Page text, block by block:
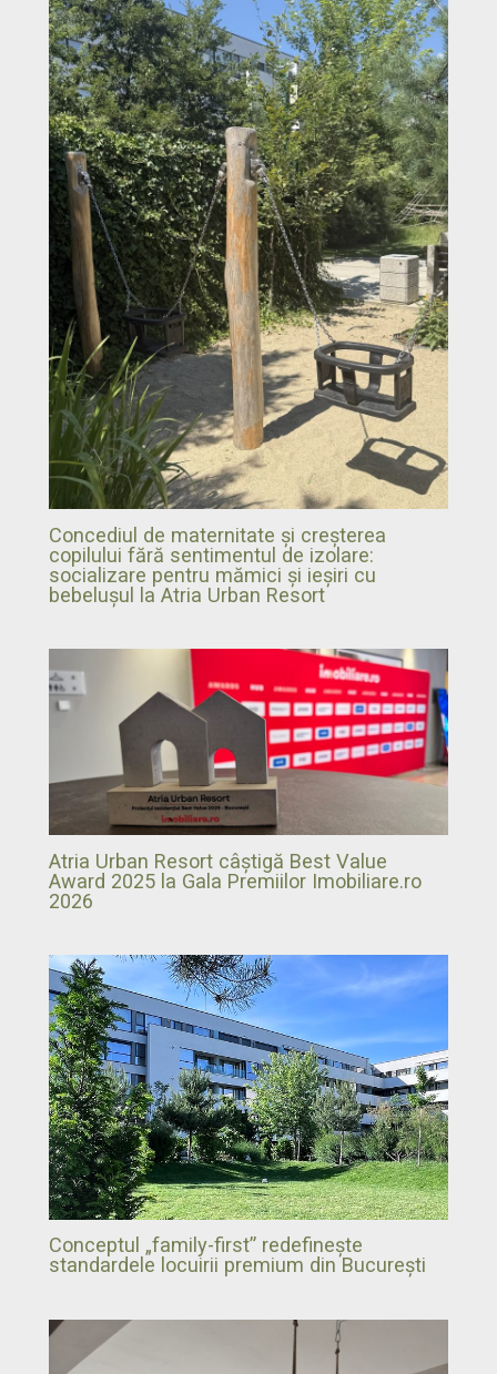
Concediul de maternitate și creșterea
copilului fără sentimentul de izolare:
socializare pentru mămici și ieșiri cu
bebelușul la Atria Urban Resort
Atria Urban Resort câștigă Best Value
Award 2025 la Gala Premiilor Imobiliare.ro
2026
Conceptul „family-first” redefinește
standardele locuirii premium din București